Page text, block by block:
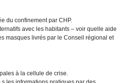
du confinement par CHP.
avec les habitants – voir quelle aide
masques livrés par le Conseil régional et
à la cellule de crise.